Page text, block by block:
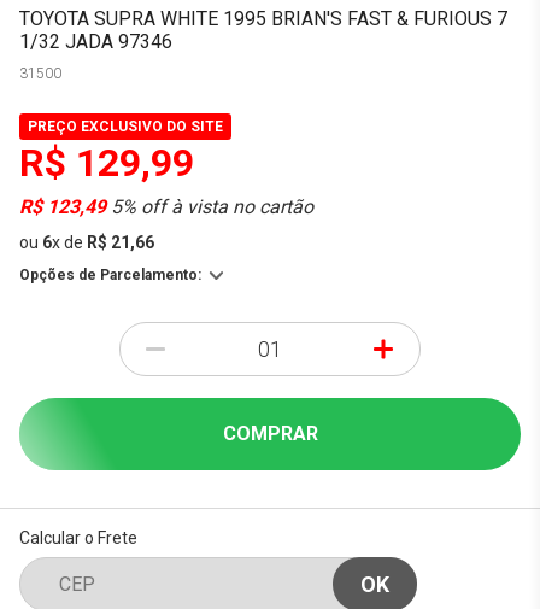
TOYOTA SUPRA WHITE 1995 BRIAN'S FAST & FURIOUS 7
1/32 JADA 97346
31500
PREÇO EXCLUSIVO DO SITE
R$ 129,99
R$ 123,495% off à vista no cartão
ou 6xde R$ 21,66
Opções de Parcelamento:
- +
COMPRAR
Calcular o Frete